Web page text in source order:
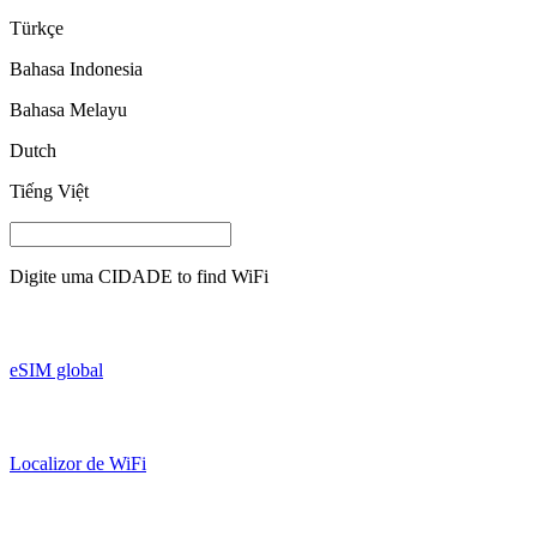
Türkçe
Bahasa Indonesia
Bahasa Melayu
Dutch
Tiếng Việt
Digite uma CIDADE to find WiFi
eSIM global
Localizor de WiFi